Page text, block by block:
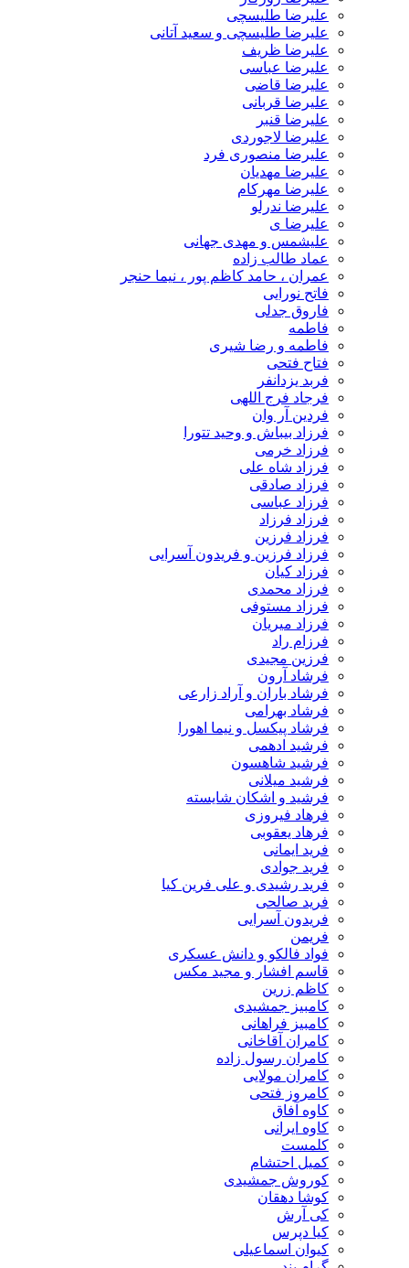
علیرضا طلیسچی
علیرضا طلیسچی و سعید آتانی
علیرضا ظریف
علیرضا عباسی
علیرضا قاضی
علیرضا قربانی
علیرضا قنبر
علیرضا لاجوردی
علیرضا منصوری فرد
علیرضا مهدیان
علیرضا مهرکام
علیرضا ندرلو
علیرضا ی
علیشمس و مهدی جهانی
عماد طالب زاده
عمران ، حامد کاظم پور ، نیما حنجر
فاتح نورایی
فاروق جدلی
فاطمه
فاطمه و رضا شیری
فتاح فتحی
فربد یزدانفر
فرجاد فرج اللهی
فردین آر وان
فرزاد بیباش و وحید تتورا
فرزاد خرمی
فرزاد شاه علی
فرزاد صادقی
فرزاد عباسی
فرزاد فرزاد
فرزاد فرزین
فرزاد فرزین و فریدون آسرایی
فرزاد کیان
فرزاد محمدی
فرزاد مستوفی
فرزاد میریان
فرزام راد
فرزین مجیدی
فرشاد آرون
فرشاد باران و آراد زارعی
فرشاد بهرامی
فرشاد پیکسل و نیما اهورا
فرشید ادهمی
فرشید شاهسون
فرشید میلانی
فرشید و اشکان شایسته
فرهاد فیروزی
فرهاد یعقوبی
فرید ایمانی
فرید جوادی
فرید رشیدی و علی فرین کیا
فرید صالحی
فریدون آسرایی
فریمن
فواد فالکو و دانش عسکری
قاسم افشار و مجید مکس
کاظم زرین
کامبیز جمشیدی
کامبیز فراهانی
کامران آقاخانی
کامران رسول زاده
کامران مولایی
کامروز فتحی
کاوه آفاق
کاوه ایرانی
کلمست
کمیل احتشام
کوروش جمشیدی
کوشا دهقان
کی آرش
کیا دپرس
کیوان اسماعیلی